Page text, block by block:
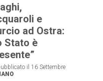
e
ad Ostra:
Stato è
il 16 Settembre